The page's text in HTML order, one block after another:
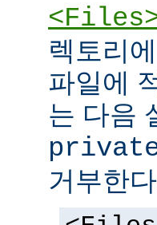
렉토리
파일에
는 다음
거부한